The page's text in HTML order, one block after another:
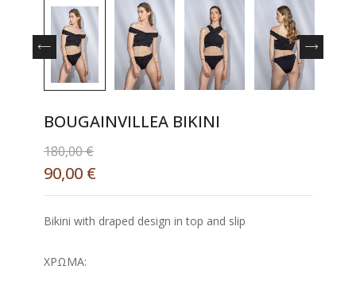
BOUGAINVILLEA BIKINI
180,00€
90,00 €
Bikini with draped design in top and slip
ΧΡΏΜΑ